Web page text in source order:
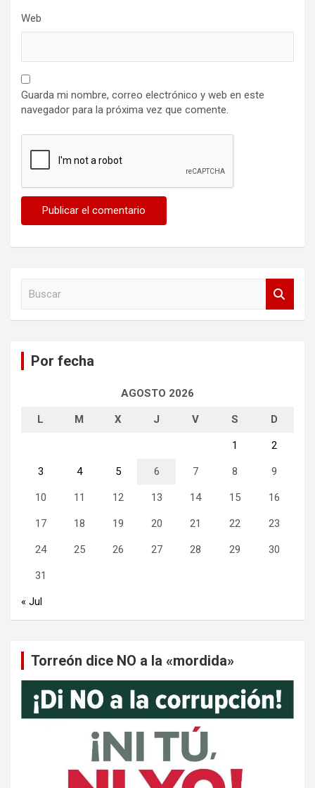
Web
Guarda mi nombre, correo electrónico y web en este
navegador para la próxima vez que comente.
Por fecha
AGOSTO 2026
L M X J V S D
1 2
3 4 5 6 7 8 9
10 11 12 13 14 15 16
17 18 19 20 21 22 23
24 25 26 27 28 29 30
31
« Jul
Torreón dice NO a la «mordida»